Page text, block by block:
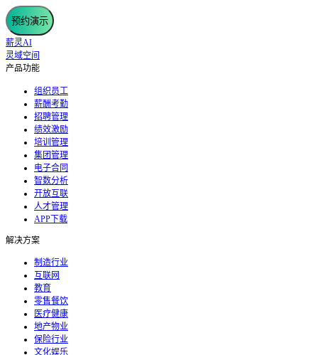
预约演示
薪灵AI
灵域空间
产品功能
组织员工
薪酬考勤
招聘管理
绩效激励
培训管理
集团管理
电子合同
智数分析
开放互联
人才管理
APP下载
解决方案
制造行业
互联网
教育
零售餐饮
医疗健康
地产物业
保险行业
文化娱乐